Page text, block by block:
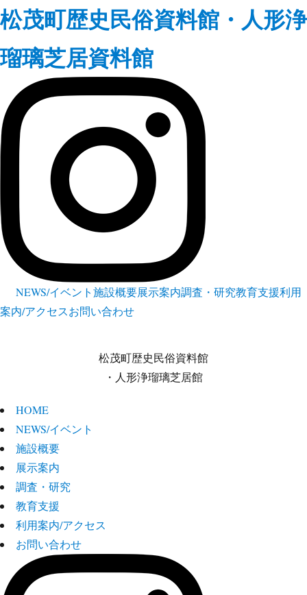
松茂町歴史民俗資料館・人形浄
瑠璃芝居資料館
NEWS/イベント施設概要展示案内調査・研究教育支援利用
案内/アクセスお問い合わせ
松茂町歴史民俗資料館
・人形浄瑠璃芝居館
HOME
NEWS/イベント
施設概要
展示案内
調査・研究
教育支援
利用案内/アクセス
お問い合わせ